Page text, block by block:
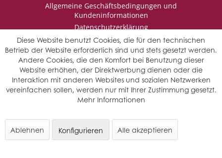
Allgemeine Geschäftsbedingungen und
Kundeninformationen
Datenschutzerklärung
Impressum
* Wir behalten uns vor den Jahrgang auszuwählen, sollten mehrere
Jahrgänge verfügbar sein.
© Saffers WinzerWelt - alle Rechte vorbehalten
Diese Website benutzt Cookies, die für den technischen
Betrieb der Website erforderlich sind und stets gesetzt werden.
Andere Cookies, die den Komfort bei Benutzung dieser
Website erhöhen, der Direktwerbung dienen oder die
Interaktion mit anderen Websites und sozialen Netzwerken
vereinfachen sollen, werden nur mit Ihrer Zustimmung gesetzt.
Mehr Informationen
Ablehnen Alle akzeptieren
Konfigurieren